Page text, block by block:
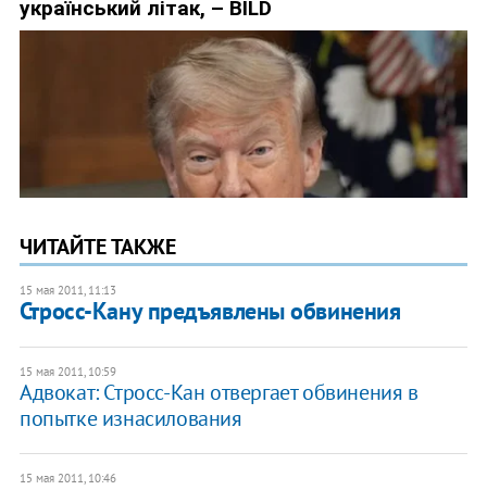
ЧИТАЙТЕ ТАКЖЕ
15 мая 2011, 11:13
Стросс-Кану предъявлены обвинения
15 мая 2011, 10:59
Адвокат: Стросс-Кан отвергает обвинения в
попытке изнасилования
15 мая 2011, 10:46